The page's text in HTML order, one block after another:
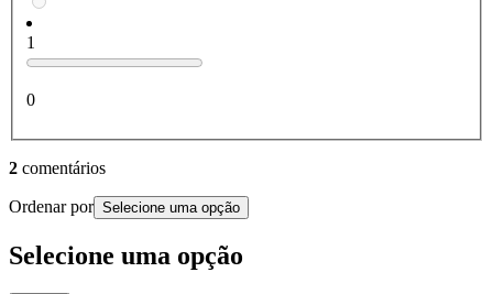
1
0
2 comentários
Ordenar por Selecione uma opção
Selecione uma opção